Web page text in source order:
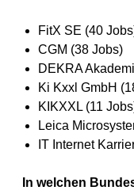
FitX SE (40
CGM (38 Jobs)
DEKRA
Ki Kxxl GmbH
KIKXXL (11
Leica
IT Internet
In welchen